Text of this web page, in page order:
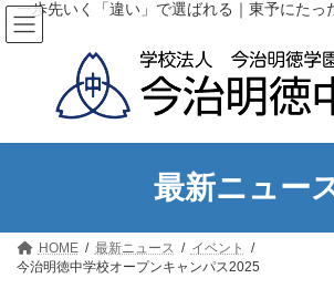
コ
ン
テ
キ
ナ
ビ
ゲ
に
一歩先いく「違い」で選ばれる｜東予にたっ
最新ニュー
HOME 最新ニュース
イベント
今治明徳中学校オープンキャンパス2025